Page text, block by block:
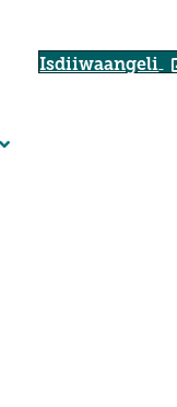
Isdiiwaangeli